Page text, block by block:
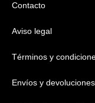
Contacto
Aviso legal
Términos y
Envíos y devoluciones